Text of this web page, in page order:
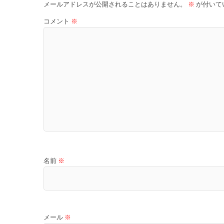
メールアドレスが公開されることはありません。 ※ が付いて
コメント ※
名前 ※
メール ※